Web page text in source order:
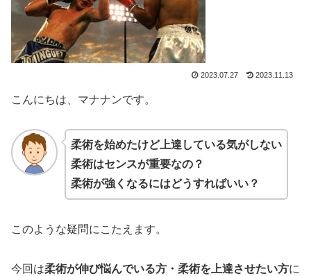
2023.07.27 2023.11.13
こんにちは、マナナンです。
柔術を始めたけど上達している気がしない
柔術はセンスが重要なの？
柔術が強くなるにはどうすればいい？
このような疑問にこたえます。
今回は柔術が伸び悩んでいる方・柔術を上達させたい方に